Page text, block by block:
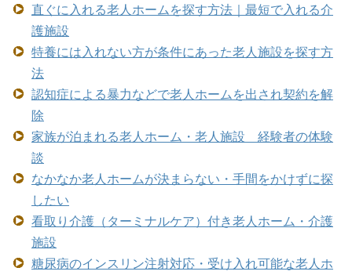
直ぐに入れる老人ホームを探す方法｜最短で入れる介
護施設
特養には入れない方が条件にあった老人施設を探す方
法
認知症による暴力などで老人ホームを出され契約を解
除
家族が泊まれる老人ホーム・老人施設 経験者の体験
談
なかなか老人ホームが決まらない・手間をかけずに探
したい
看取り介護（ターミナルケア）付き老人ホーム・介護
施設
糖尿病のインスリン注射対応・受け入れ可能な老人ホ